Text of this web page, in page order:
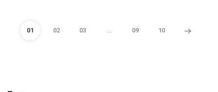
01 02 03 … 09 10